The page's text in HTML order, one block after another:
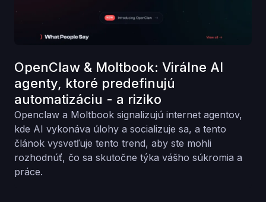
OpenClaw & Moltbook: Virálne AI
agenty, ktoré predefinujú
automatizáciu - a riziko
Openclaw a Moltbook signalizujú internet agentov,
kde AI vykonáva úlohy a socializuje sa, a tento
článok vysvetľuje tento trend, aby ste mohli
rozhodnúť, čo sa skutočne týka vášho súkromia a
práce.